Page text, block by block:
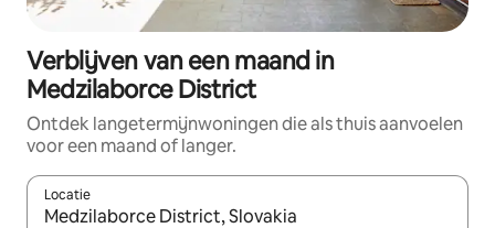
Verblijven van een maand in
Medzilaborce District
Ontdek langetermijnwoningen die als thuis aanvoelen
voor een maand of langer.
Locatie
Wanneer er resultaten beschikbaar zijn, maak je een keuze